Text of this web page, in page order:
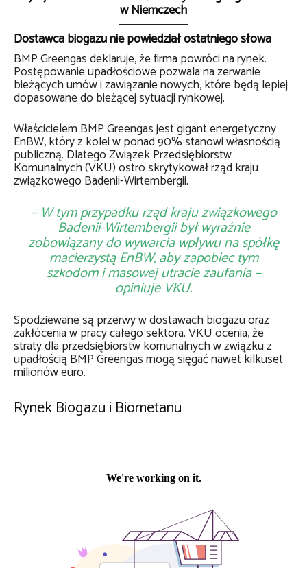
w Niemczech
Dostawca biogazu nie powiedział ostatniego słowa
BMP Greengas deklaruje, że firma powróci na rynek.
Postępowanie upadłościowe pozwala na zerwanie
bieżących umów i zawiązanie nowych, które będą lepiej
dopasowane do bieżącej sytuacji rynkowej.
Właścicielem BMP Greengas jest gigant energetyczny
EnBW, który z kolei w ponad 90% stanowi własnością
publiczną. Dlatego Związek Przedsiębiorstw
Komunalnych (VKU) ostro skrytykował rząd kraju
związkowego Badenii-Wirtembergii.
– W tym przypadku rząd kraju związkowego
Badenii-Wirtembergii był wyraźnie
zobowiązany do wywarcia wpływu na spółkę
macierzystą EnBW, aby zapobiec tym
szkodom i masowej utracie zaufania –
opiniuje VKU.
Spodziewane są przerwy w dostawach biogazu oraz
zakłócenia w pracy całego sektora. VKU ocenia, że
straty dla przedsiębiorstw komunalnych w związku z
upadłością BMP Greengas mogą sięgać nawet kilkuset
milionów euro.
Rynek Biogazu i Biometanu